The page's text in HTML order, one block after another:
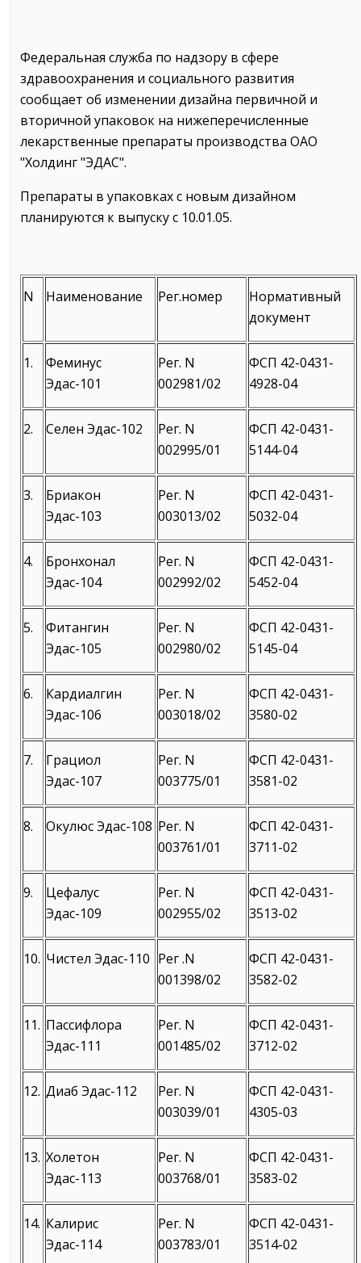
Федеральная служба по надзору в сфере
здравоохранения и социального развития
сообщает об изменении дизайна первичной и
вторичной упаковок на нижеперечисленные
лекарственные препараты производства ОАО
"Холдинг "ЭДАС".
Препараты в упаковках с новым дизайном
планируются к выпуску с 10.01.05.
N Наименование Рег.номер
Нормативный
документ
1.
Феминус
Эдас-101
Рег. N
002981/02
ФСП 42-0431-
4928-04
2. Селен Эдас-102
Рег. N
002995/01
ФСП 42-0431-
5144-04
3.
Бриакон
Эдас-103
Рег. N
003013/02
ФСП 42-0431-
5032-04
4.
Бронхонал
Эдас-104
Рег. N
002992/02
ФСП 42-0431-
5452-04
5.
Фитангин
Эдас-105
Рег. N
002980/02
ФСП 42-0431-
5145-04
6.
Кардиалгин
Эдас-106
Рег. N
003018/02
ФСП 42-0431-
3580-02
7.
Грациол
Эдас-107
Рег. N
003775/01
ФСП 42-0431-
3581-02
8. Окулюс Эдас-108 Рег. N
003761/01
ФСП 42-0431-
3711-02
9.
Цефалус
Эдас-109
Рег. N
002955/02
ФСП 42-0431-
3513-02
10. Чистел Эдас-110 Рег .N
001398/02
ФСП 42-0431-
3582-02
11. Пассифлора
Эдас-111
Рег. N
001485/02
ФСП 42-0431-
3712-02
12. Диаб Эдас-112
Рег. N
003039/01
ФСП 42-0431-
4305-03
13. Холетон
Эдас-113
Рег. N
003768/01
ФСП 42-0431-
3583-02
14. Калирис
Эдас-114
Рег. N
003783/01
ФСП 42-0431-
3514-02